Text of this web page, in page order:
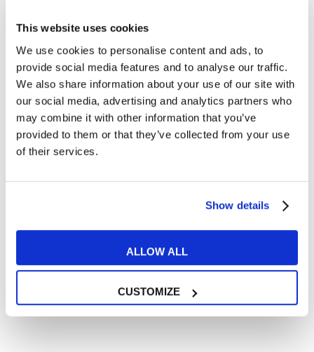
This website uses cookies
We use cookies to personalise content and ads, to
provide social media features and to analyse our traffic.
We also share information about your use of our site with
our social media, advertising and analytics partners who
may combine it with other information that you’ve
provided to them or that they’ve collected from your use
of their services.
Show details
ALLOW ALL
CUSTOMIZE
Cosa ti piace leggere?
Articoli dedicati alla grammatica inglese
Articoli dedicati a inglese nel mondo del lavoro
Articoli con tips e new sulla lingua inglese
Articoli divertenti su film e musica
In quanto di età superiore ai 16 anni, dichiaro di acconsentire
all’informativa privacy.
Desidero ricevere comunicazioni commerciali e promozionali
** le sedi contrassegnate con * offrono sempre solo corsi online